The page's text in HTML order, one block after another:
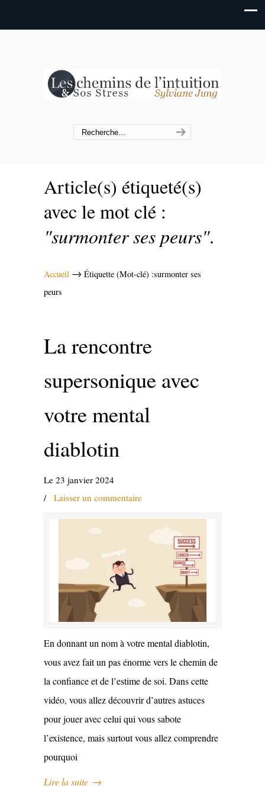
Article(s) étiqueté(s)
avec le mot clé :
"surmonter ses peurs".
Accueil → Étiquette (Mot-clé) :surmonter ses
peurs
La rencontre
supersonique avec
votre mental
diablotin
Le 23 janvier 2024
/ Laisser un commentaire
En donnant un nom à votre mental diablotin,
vous avez fait un pas énorme vers le chemin de
la confiance et de l’estime de soi. Dans cette
vidéo, vous allez découvrir d’autres astuces
pour jouer avec celui qui vous sabote
l’existence, mais surtout vous allez comprendre
pourquoi
Lire la suite →